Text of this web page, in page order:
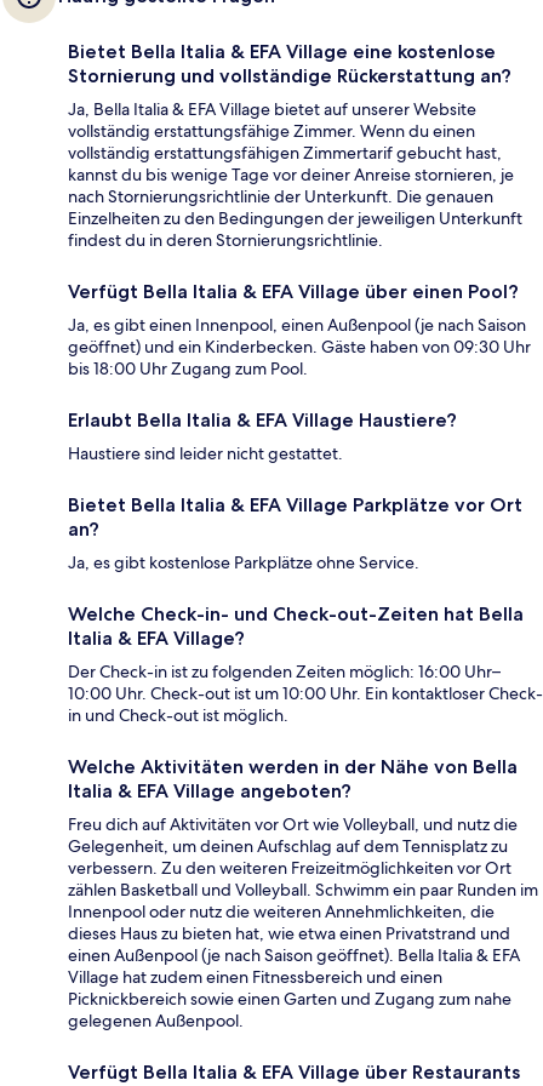
Bietet Bella Italia & EFA Village eine kostenlose
Stornierung und vollständige Rückerstattung an?
Ja, Bella Italia & EFA Village bietet auf unserer Website
vollständig erstattungsfähige Zimmer. Wenn du einen
vollständig erstattungsfähigen Zimmertarif gebucht hast,
kannst du bis wenige Tage vor deiner Anreise stornieren, je
nach Stornierungsrichtlinie der Unterkunft. Die genauen
Einzelheiten zu den Bedingungen der jeweiligen Unterkunft
findest du in deren Stornierungsrichtlinie.
Verfügt Bella Italia & EFA Village über einen Pool?
Ja, es gibt einen Innenpool, einen Außenpool (je nach Saison
geöffnet) und ein Kinderbecken. Gäste haben von 09:30 Uhr
bis 18:00 Uhr Zugang zum Pool.
Erlaubt Bella Italia & EFA Village Haustiere?
Haustiere sind leider nicht gestattet.
Bietet Bella Italia & EFA Village Parkplätze vor Ort
an?
Ja, es gibt kostenlose Parkplätze ohne Service.
Welche Check-in- und Check-out-Zeiten hat Bella
Italia & EFA Village?
Der Check-in ist zu folgenden Zeiten möglich: 16:00 Uhr–
10:00 Uhr. Check-out ist um 10:00 Uhr. Ein kontaktloser Check-
in und Check-out ist möglich.
Welche Aktivitäten werden in der Nähe von Bella
Italia & EFA Village angeboten?
Freu dich auf Aktivitäten vor Ort wie Volleyball, und nutz die
Gelegenheit, um deinen Aufschlag auf dem Tennisplatz zu
verbessern. Zu den weiteren Freizeitmöglichkeiten vor Ort
zählen Basketball und Volleyball. Schwimm ein paar Runden im
Innenpool oder nutz die weiteren Annehmlichkeiten, die
dieses Haus zu bieten hat, wie etwa einen Privatstrand und
einen Außenpool (je nach Saison geöffnet). Bella Italia & EFA
Village hat zudem einen Fitnessbereich und einen
Picknickbereich sowie einen Garten und Zugang zum nahe
gelegenen Außenpool.
Verfügt Bella Italia & EFA Village über Restaurants